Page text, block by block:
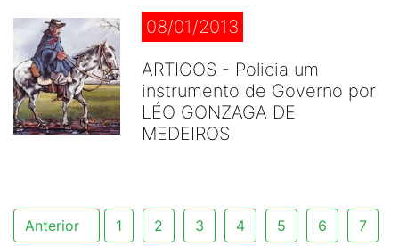
08/01/2013
ARTIGOS - Policia um
instrumento de Governo por
LÉO GONZAGA DE
MEDEIROS
Anterior 1 2 3 4 5 6 7